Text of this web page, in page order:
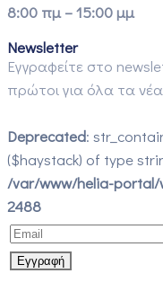
8:00 πμ – 15:00 μμ
Newsletter
Εγγραφείτε στο
πρώτοι για όλα τα
Deprecated:
($haystack) of type
/var/www/helia-
2488